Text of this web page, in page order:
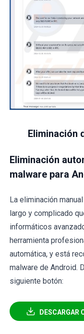
Eliminación
Eliminación
malware para
La eliminación
largo y complicado
informáticos
herramienta
automática, y está
malware de Android.
siguiente botón: